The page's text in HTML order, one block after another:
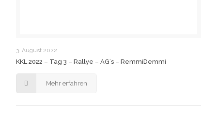
3. August 2022
KKL 2022 – Tag 3 – Rallye – AG´s – RemmiDemmi
Mehr erfahren